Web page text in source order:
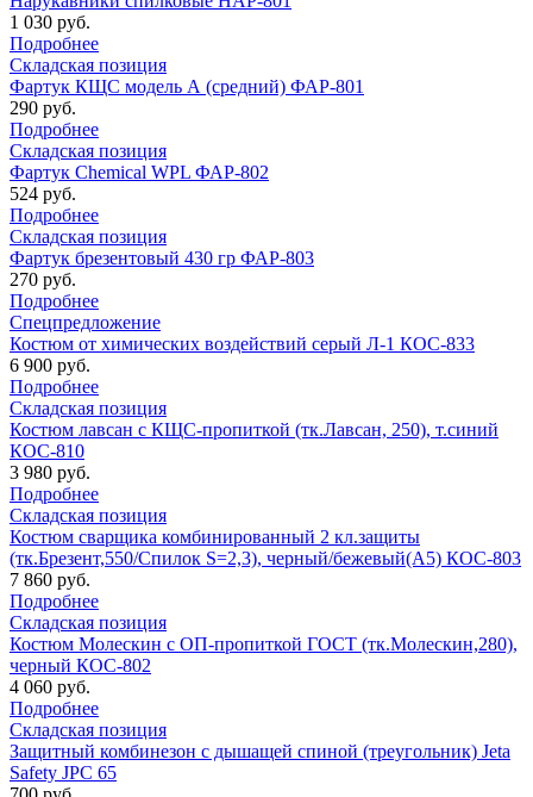
1 030 руб.
Подробнее
Складская позиция
Фартук КЩС модель А (средний) ФАР-801
290 руб.
Подробнее
Складская позиция
Фартук Chemical WPL ФАР-802
524 руб.
Подробнее
Складская позиция
Фартук брезентовый 430 гр ФАР-803
270 руб.
Подробнее
Спецпредложение
Костюм от химических воздействий серый Л-1 КОС-833
6 900 руб.
Подробнее
Складская позиция
Костюм лавсан с КЩС-пропиткой (тк.Лавсан, 250), т.синий
КОС-810
3 980 руб.
Подробнее
Складская позиция
Костюм сварщика комбинированный 2 кл.защиты
(тк.Брезент,550/Спилок S=2,3), черный/бежевый(А5) КОС-803
7 860 руб.
Подробнее
Складская позиция
Костюм Молескин с ОП-пропиткой ГОСТ (тк.Молескин,280),
черный КОС-802
4 060 руб.
Подробнее
Складская позиция
Защитный комбинезон с дышащей спиной (треугольник) Jeta
Safety JPC 65